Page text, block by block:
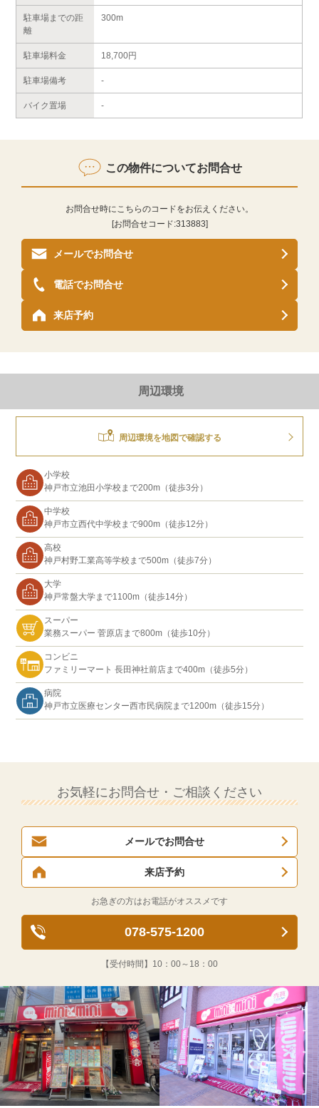
駐車場までの距
離
300m
駐車場料金 18,700円
駐車場備考 -
バイク置場 -
この物件についてお問合せ
お問合せ時にこちらのコードをお伝えください。
[お問合せコード:313883]
メールでお問合せ
来店予約
電話でお問合せ
周辺環境
周辺環境を地図で確認する
小学校
神戸市立池田小学校まで200m（徒歩3分）
中学校
神戸市立西代中学校まで900m（徒歩12分）
高校
神戸村野工業高等学校まで500m（徒歩7分）
大学
神戸常盤大学まで1100m（徒歩14分）
スーパー
業務スーパー 菅原店まで800m（徒歩10分）
コンビニ
ファミリーマート 長田神社前店まで400m（徒歩5分）
病院
神戸市立医療センター西市民病院まで1200m（徒歩15分）
お気軽にお問合せ・ご相談ください
メールでお問合せ
来店予約
お急ぎの方はお電話がオススメです
078-575-1200
【受付時間】 10：00～18：00